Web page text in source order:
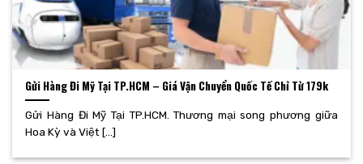
Gửi Hàng Đi Mỹ Tại TP.HCM – Giá Vận Chuyển Quốc Tế Chỉ Từ 179k
Gửi Hàng Đi Mỹ Tại TP.HCM. Thương mại song phương giữa
Hoa Kỳ và Việt [...]